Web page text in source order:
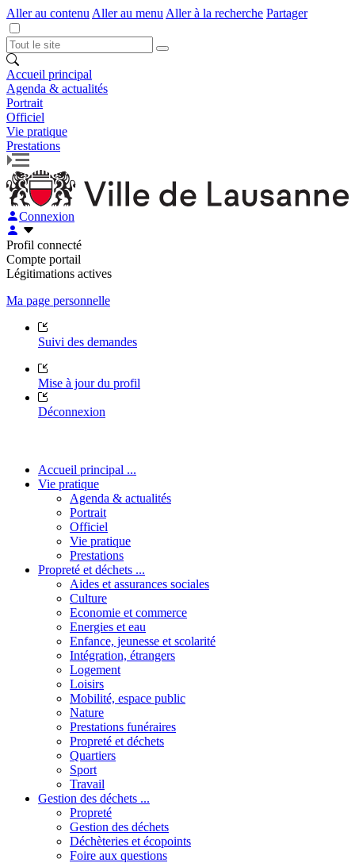
Aller au contenu Aller au menu Aller à la recherche Partager
Accueil principal
Agenda & actualités
Portrait
Officiel
Vie pratique
Prestations
Connexion
Profil connecté
Compte portail
Légitimations actives
Ma page personnelle
Suivi des demandes
Mise à jour du profil
Déconnexion
Accueil principal ...
Vie pratique
Agenda & actualités
Portrait
Officiel
Vie pratique
Prestations
Propreté et déchets ...
Aides et assurances sociales
Culture
Economie et commerce
Energies et eau
Enfance, jeunesse et scolarité
Intégration, étrangers
Logement
Loisirs
Mobilité, espace public
Nature
Prestations funéraires
Propreté et déchets
Quartiers
Sport
Travail
Gestion des déchets ...
Propreté
Gestion des déchets
Déchèteries et écopoints
Foire aux questions